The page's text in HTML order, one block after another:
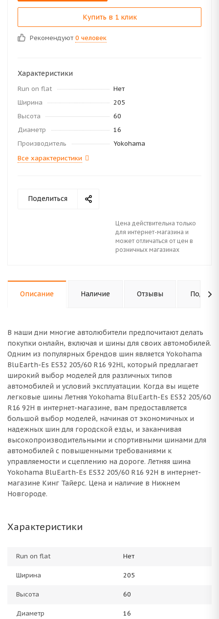
Купить в 1 клик
Рекомендуют 0 человек
Характеристики
Run on flat
Нет
Ширина
205
Высота
60
Диаметр
16
Производитель
Yokohama
Все характеристики
Поделиться
Цена действительна только
для интернет-магазина и
может отличаться от цен в
розничных магазинах
Описание Наличие Отзывы
В наши дни многие автолюбители предпочитают делать
покупки онлайн, включая и шины для своих автомобилей.
Одним из популярных брендов шин является Yokohama
BluEarth-Es ES32 205/60 R16 92Hl, который предлагает
широкий выбор моделей для различных типов
автомобилей и условий эксплуатации. Когда вы ищете
легковые шины Летняя Yokohama BluEarth-Es ES32 205/60
R16 92H в интернет-магазине, вам предоставляется
большой выбор моделей, начиная от экономичных и
надежных шин для городской езды, и заканчивая
высокопроизводительными и спортивными шинами для
автомобилей с повышенными требованиями к
управляемости и сцеплению на дороге. Летняя шина
Yokohama BluEarth-Es ES32 205/60 R16 92H в интернет-
магазине Кинг Тайерс. Цена и наличие в Нижнем
Новгороде.
Характеристики
Run on flat Нет
Ширина 205
Высота 60
Диаметр 16